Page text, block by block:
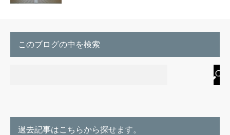
このブログの中を検索
過去記事はこちらから探せます。